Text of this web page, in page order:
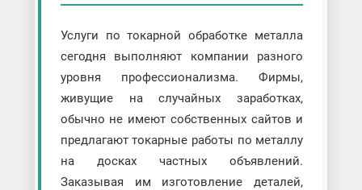
Услуги по токарной обработке металла
сегодня выполняют компании разного
уровня профессионализма. Фирмы,
живущие на случайных заработках,
обычно не имеют собственных сайтов и
предлагают токарные работы по металлу
на досках частных объявлений.
Заказывая им изготовление деталей,